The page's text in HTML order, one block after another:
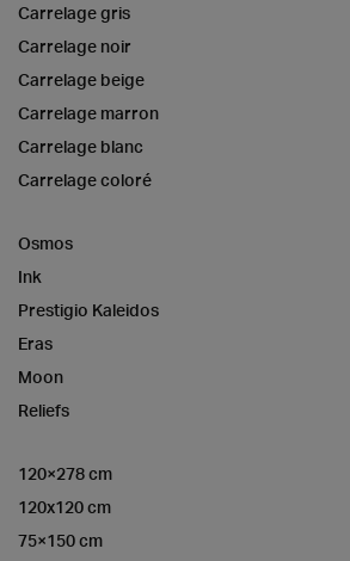
Carrelage gris
Carrelage noir
Carrelage beige
Carrelage marron
Carrelage blanc
Carrelage coloré
Osmos
Ink
Prestigio Kaleidos
Eras
Moon
Reliefs
120×278 cm
120x120 cm
75×150 cm